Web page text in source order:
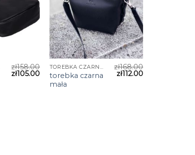
zł158.00
zł105.00
torebka czarna
mała
zł168.00
zł112.00